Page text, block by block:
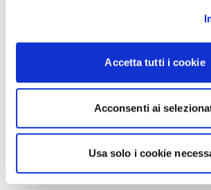
Accetta tutti i cookie
Acconsenti ai
Usa solo i cookie